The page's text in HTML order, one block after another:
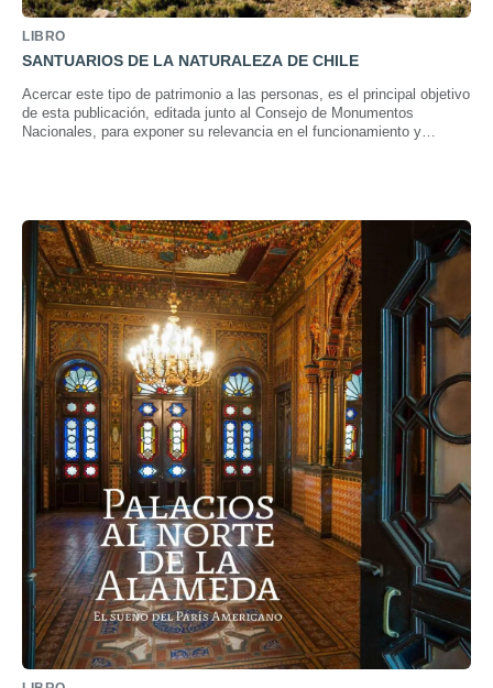
LIBRO
SANTUARIOS DE LA NATURALEZA DE CHILE
Acercar este tipo de patrimonio a las personas, es el principal objetivo
de esta publicación, editada junto al Consejo de Monumentos
Nacionales, para exponer su relevancia en el funcionamiento y